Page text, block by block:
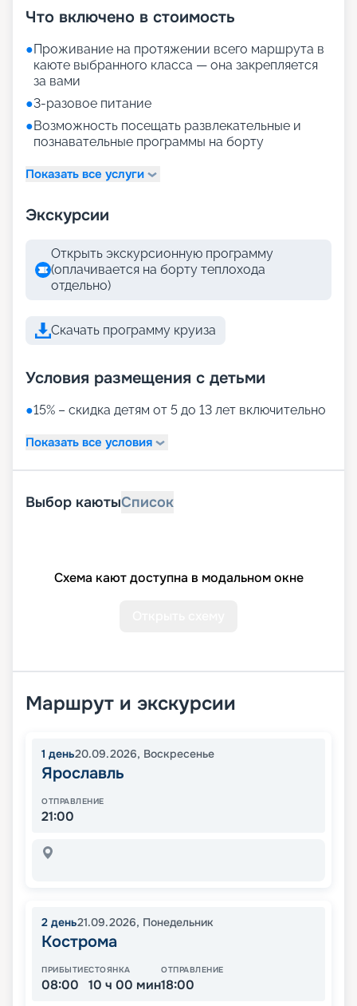
Что включено в стоимость
●Проживание на протяжении всего маршрута в
каюте выбранного класса — она закрепляется
за вами
●3-разовое питание
●Возможность посещать развлекательные и
познавательные программы на борту
Показать все услуги
Экскурсии
Открыть экскурсионную программу
(оплачивается на борту теплохода
отдельно)
Скачать программу круиза
Условия размещения с детьми
●15% – скидка детям от 5 до 13 лет включительно
Показать все условия
Выбор каютыСписок
Схема кают доступна в модальном окне
Маршрут и экскурсии
1 день20.09.2026, Воскресенье
Ярославль
ОТПРАВЛЕНИЕ
21:00
2 день21.09.2026, Понедельник
Кострома
ПРИБЫТИЕ
08:00
СТОЯНКА
10 ч 00 мин
ОТПРАВЛЕНИЕ
18:00